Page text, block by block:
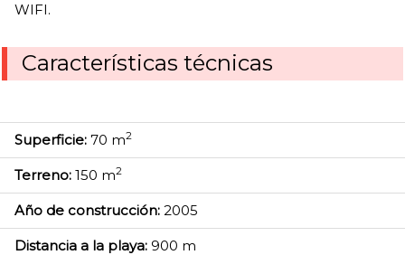
WIFI.
Características técnicas
Superficie: 70 m2
Terreno: 150 m2
Año de construcción: 2005
Distancia a la playa: 900 m